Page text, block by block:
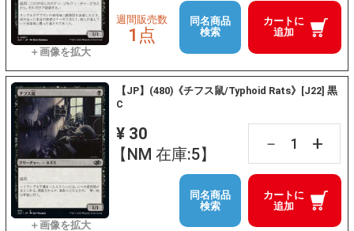
カートに
追加
週間販売数
1点
同名商品
検索
【JP】(480)《チフス鼠/Typhoid Rats》[J22] 黒
C
¥ 30
【NM 在庫:5】
－ +
カートに
追加
同名商品
検索